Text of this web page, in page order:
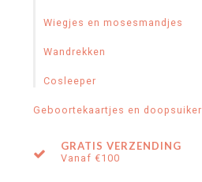
Wiegjes en mosesmandjes
Wandrekken
Cosleeper
Geboortekaartjes en doopsuiker
GRATIS VERZENDING
Vanaf €100